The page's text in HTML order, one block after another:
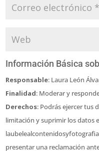
Información Básica
Responsable: Laura León
Finalidad: Moderar y
Derechos: Podrás ejercer tus
limitación y suprimir los datos
presentar una reclamación